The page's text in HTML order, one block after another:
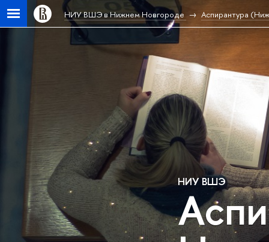
НИУ ВШЭ в Нижнем Новгороде Аспирантура
НИУ ВШЭ